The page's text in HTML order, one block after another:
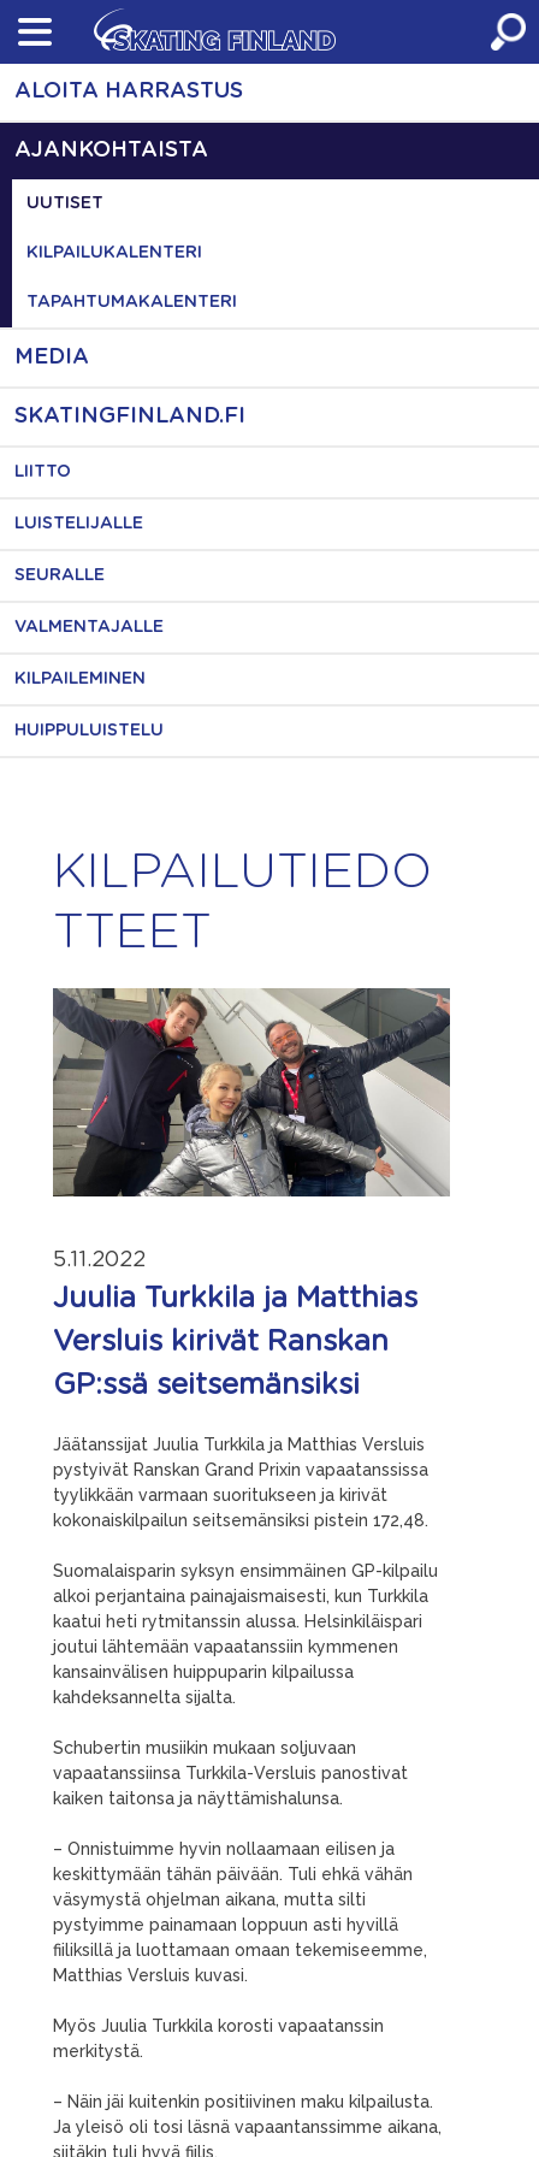
Skip
content
ALOITA HARRASTUS
AJANKOHTAISTA
UUTISET
KILPAILUKALENTERI
TAPAHTUMAKALENTERI
MEDIA
SKATINGFINLAND.FI
LIITTO
LUISTELIJALLE
SEURALLE
VALMENTAJALLE
KILPAILEMINEN
HUIPPULUISTELU
KILPAILUTIEDO
TTEET
5.11.2022
Juulia Turkkila ja Matthias
Versluis kirivät Ranskan
GP:ssä seitsemänsiksi
Jäätanssijat Juulia Turkkila ja Matthias Versluis
pystyivät Ranskan Grand Prixin vapaatanssissa
tyylikkään varmaan suoritukseen ja kirivät
kokonaiskilpailun seitsemänsiksi pistein 172,48.
Suomalaisparin syksyn ensimmäinen GP-kilpailu
alkoi perjantaina painajaismaisesti, kun Turkkila
kaatui heti rytmitanssin alussa. Helsinkiläispari
joutui lähtemään vapaatanssiin kymmenen
kansainvälisen huippuparin kilpailussa
kahdeksannelta sijalta.
Schubertin musiikin mukaan soljuvaan
vapaatanssiinsa Turkkila-Versluis panostivat
kaiken taitonsa ja näyttämishalunsa.
– Onnistuimme hyvin nollaamaan eilisen ja
keskittymään tähän päivään. Tuli ehkä vähän
väsymystä ohjelman aikana, mutta silti
pystyimme painamaan loppuun asti hyvillä
fiiliksillä ja luottamaan omaan tekemiseemme,
Matthias Versluis kuvasi.
Myös Juulia Turkkila korosti vapaatanssin
merkitystä.
– Näin jäi kuitenkin positiivinen maku kilpailusta.
Ja yleisö oli tosi läsnä vapaantanssimme aikana,
siitäkin tuli hyvä fiilis.